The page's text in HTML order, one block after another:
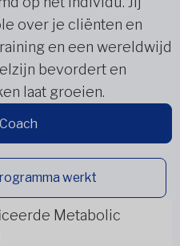
over je cliënten en
en een wereldwijd
bevordert en
laat groeien.
werkt
Metabolic